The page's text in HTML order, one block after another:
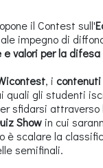
il Contest sull'
impegno di
e valori per la
, i
quali gli studenti
sfidarsi attraverso
Show in cui
è scalare la
semifinali.